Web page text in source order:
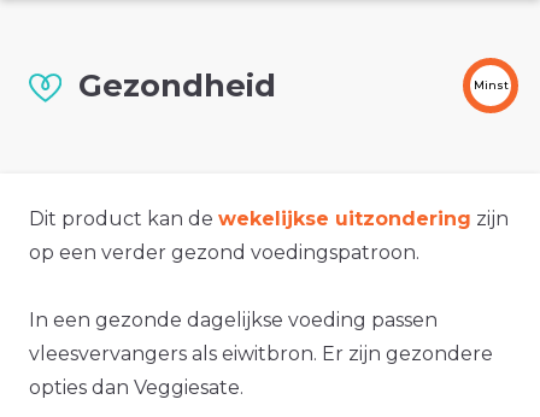
Gezondheid Minst
Dit product kan de wekelijkse uitzondering zijn
op een verder gezond voedingspatroon.
In een gezonde dagelijkse voeding passen
vleesvervangers als eiwitbron. Er zijn gezondere
opties dan Veggiesate.